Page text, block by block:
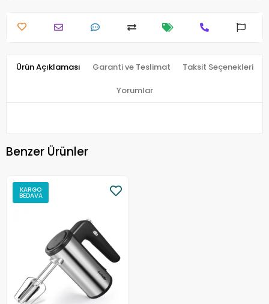
Ürün Açıklaması Garanti ve Teslimat Taksit Seçenekleri
Yorumlar
Benzer Ürünler
KARGO
BEDAVA